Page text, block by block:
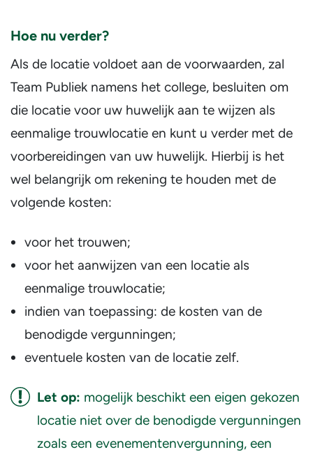
Hoe nu verder?
Als de locatie voldoet aan de voorwaarden, zal
Team Publiek namens het college, besluiten om
die locatie voor uw huwelijk aan te wijzen als
eenmalige trouwlocatie en kunt u verder met de
voorbereidingen van uw huwelijk. Hierbij is het
wel belangrijk om rekening te houden met de
volgende kosten:
voor het trouwen;
voor het aanwijzen van een locatie als
eenmalige trouwlocatie;
indien van toepassing: de kosten van de
benodigde vergunningen;
eventuele kosten van de locatie zelf.
Let op: mogelijk beschikt een eigen gekozen
locatie niet over de benodigde vergunningen
zoals een evenementenvergunning, een